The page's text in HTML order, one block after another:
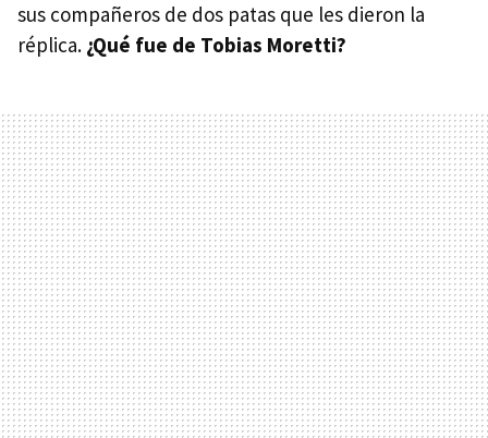
sus compañeros de dos patas que les dieron la
réplica. ¿Qué fue de Tobias Moretti?